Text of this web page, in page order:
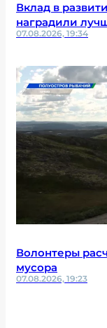
Вклад в
наградили
07.08.2026, 19:34
Волонтеры
мусора
07.08.2026, 19:23